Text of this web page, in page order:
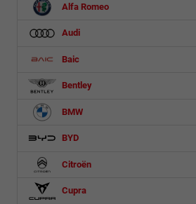
Alfa Romeo
Audi
Baic
Bentley
BMW
BYD
Citroën
Cupra